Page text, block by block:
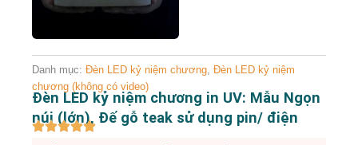
Danh mục: Đèn LED kỷ niệm chương, Đèn LED kỷ niệm
chương (không có video)
Đèn LED kỷ niệm chương in UV: Mẫu Ngọn
núi (lớn), Đế gỗ teak sử dụng pin/ điện